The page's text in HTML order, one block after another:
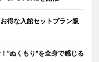
得な入館セットプラン販
"ぬくもり"を全身で感じる